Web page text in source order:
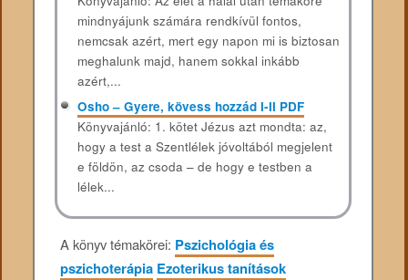
mindnyájunk számára rendkívül fontos,
nemcsak azért, mert egy napon mi is biztosan
meghalunk majd, hanem sokkal inkább
azért,...
Osho – Gyere, kövess hozzád I-II PDF
Könyvajánló: 1. kötet Jézus azt mondta: az,
hogy a test a Szentlélek jóvoltából megjelent
e földön, az csoda – de hogy e testben a
lélek...
A könyv témakörei: Pszichológia és
pszichoterápia Ezoterikus tanítások